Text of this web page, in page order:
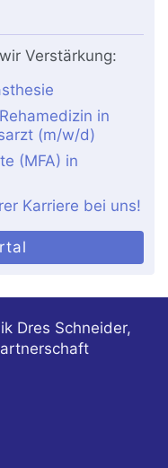
Verstärkung:
in
(m/w/d)
(MFA) in
Karriere bei uns!
Dres Schneider,